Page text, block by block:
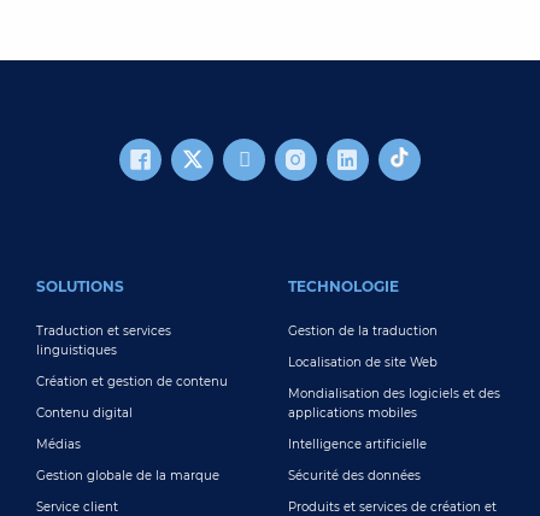
SOLUTIONS
Traduction et services
linguistiques
Création et gestion de contenu
Contenu digital
Médias
Gestion globale de la marque
Service client
TECHNOLOGIE
Gestion de la traduction
Localisation de site Web
Mondialisation des logiciels et des
applications mobiles
Intelligence artificielle
Sécurité des données
Produits et services de création et